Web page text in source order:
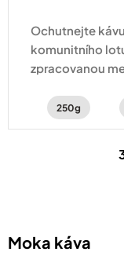
Ochutnejte
komunitního
zpracovanou
chuť lesního
250g
Moka káva